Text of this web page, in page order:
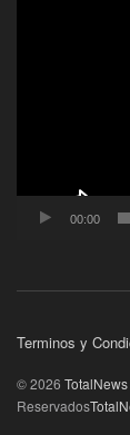
00:00
Terminos y
© 2026
Reservados